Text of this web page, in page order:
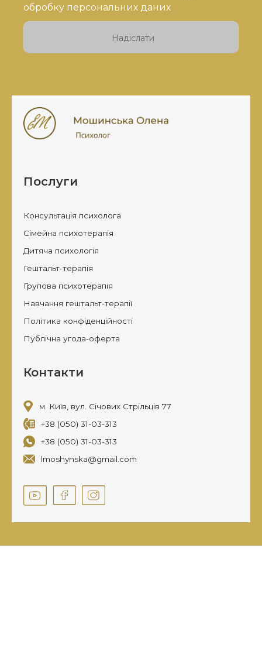
ласка,
залиште
поле
обробку персональних даних
Послуги
Консультація психолога
Сімейна психотерапія
Дитяча психологія
Гештальт-терапія
Групова психотерапія
Навчання гештальт-терапії
Політика конфіденційності
Публічна угода-оферта
Контакти
м. Київ, вул. Січових Стрільців 77
+38 (050) 31-03-313
+38 (050) 31-03-313
lmoshynska@gmail.com